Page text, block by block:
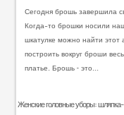
Сегодня брошь завершила
Когда-то брошки носили
шкатулке можно найти этот
построить вокруг броши
платье. Брошь – это...
Женские головные уборы: